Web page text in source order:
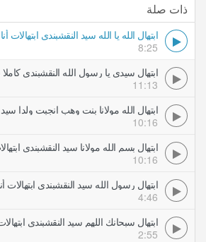
ذات صلة
ابتهال الله يا الله سيد النقشبندي ابتهالات
8:25
11:13
10:16
ابتهال بسم الله مولانا سيد النقشبندي
10:16
ابتهال رسول الله سيد النقشبندي ابتهالات
4:46
ابتهال سبحانك اللهم سيد النقشبندي
2:55